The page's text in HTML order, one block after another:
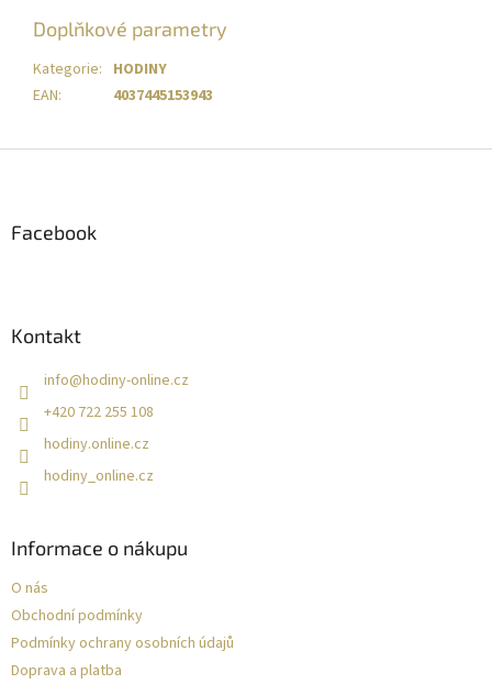
Doplňkové parametry
Kategorie: HODINY
EAN: 4037445153943
Facebook
Kontakt
info@hodiny-online.cz
+420 722 255 108
hodiny.online.cz
hodiny_online.cz
Informace o nákupu
O nás
Obchodní podmínky
Podmínky ochrany osobních údajů
Doprava a platba